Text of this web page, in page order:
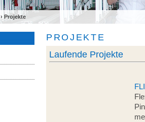
› Projekte
PROJEKTE
Laufende Projekte